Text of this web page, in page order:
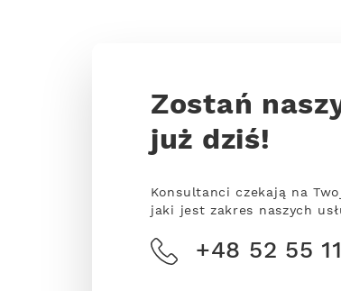
Zostań
już dziś!
Konsultanci czekają na
jaki jest zakres naszych
+48 52 55